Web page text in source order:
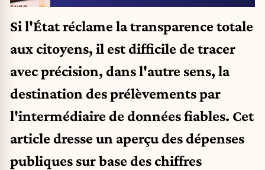
Si l'État réclame la transparence totale
aux citoyens, il est difficile de tracer
avec précision, dans l'autre sens, la
destination des prélèvements par
l'intermédiaire de données fiables. Cet
article dresse un aperçu des dépenses
publiques sur base des chiffres